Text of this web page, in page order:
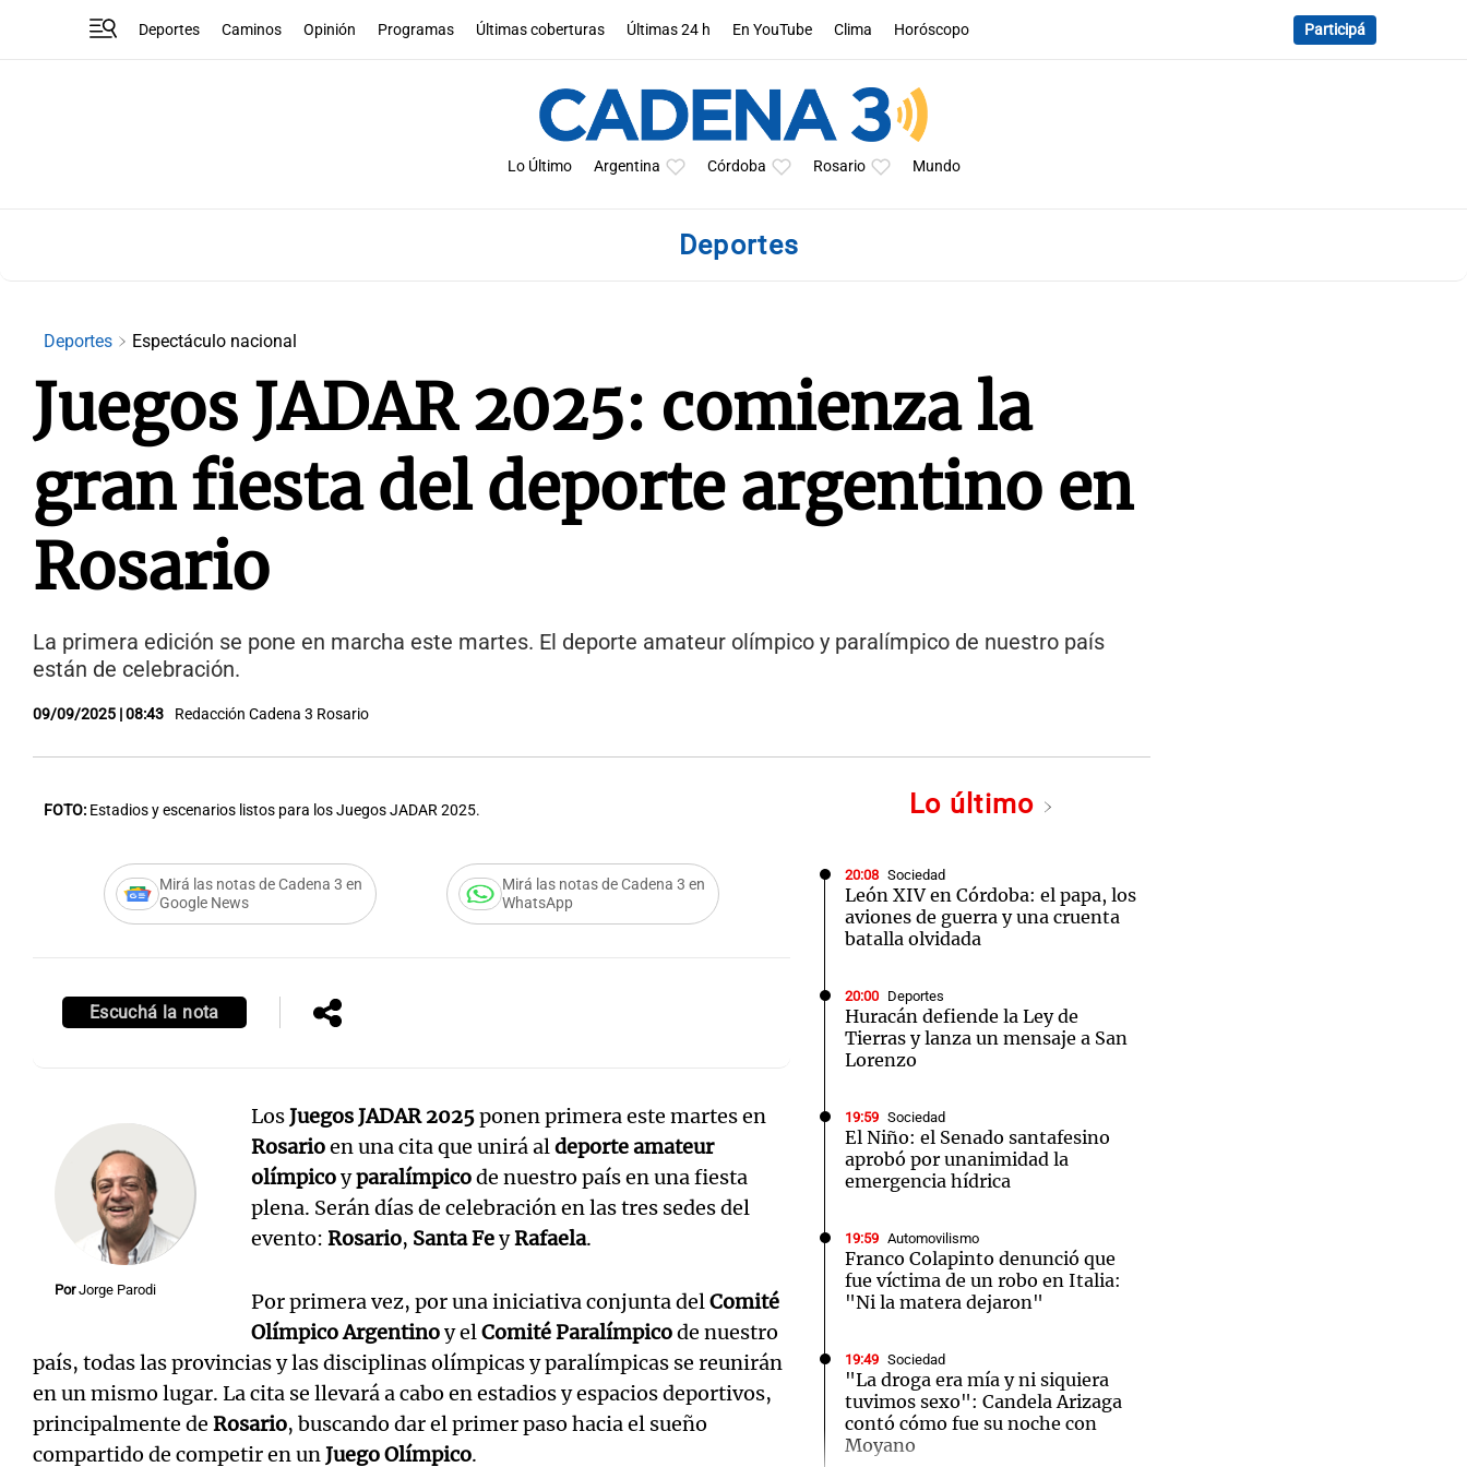
Deportes Caminos Opinión Programas Últimas coberturas Últimas 24 h En YouTube Clima Horóscopo Participá
Lo Último Argentina Córdoba Rosario Mundo
Deportes
Deportes Espectáculo nacional
Juegos JADAR 2025: comienza la
gran fiesta del deporte argentino en
Rosario
La primera edición se pone en marcha este martes. El deporte amateur olímpico y paralímpico de nuestro país
están de celebración.
09/09/2025 | 08:43 Redacción Cadena 3 Rosario
FOTO: Estadios y escenarios listos para los Juegos JADAR 2025.
Mirá las notas de Cadena 3 en
Google News
Mirá las notas de Cadena 3 en
WhatsApp
Escuchá la nota
Por Jorge Parodi
LosJuegos JADAR 2025ponen primera este martes en
Rosarioen una cita que unirá aldeporte amateur
olímpicoyparalímpicode nuestro país en una fiesta
plena. Serán días de celebración en las tres sedes del
evento: Rosario, Santa FeyRafaela.
Por primera vez, por una iniciativa conjunta delComité
Olímpico Argentinoy elComité Paralímpicode nuestro
país, todas las provincias y las disciplinas olímpicas y paralímpicas se reunirán
en un mismo lugar. La cita se llevará a cabo en estadios y espacios deportivos,
principalmente de Rosario, buscando dar el primer paso hacia el sueño
compartido de competir en unJuego Olímpico.
Lo último
20:08 Sociedad
León XIV en Córdoba: el papa, los
aviones de guerra y una cruenta
batalla olvidada
20:00 Deportes
Huracán defiende la Ley de
Tierras y lanza un mensaje a San
Lorenzo
19:59 Sociedad
El Niño: el Senado santafesino
aprobó por unanimidad la
emergencia hídrica
19:59 Automovilismo
Franco Colapinto denunció que
fue víctima de un robo en Italia:
"Ni la matera dejaron"
19:49 Sociedad
"La droga era mía y ni siquiera
tuvimos sexo": Candela Arizaga
contó cómo fue su noche con
Moyano
Audio.
Editorial
Notas
Mundial 2026
Notas
La Sole en Cadena 3
Notas
El huracán de Arequito Cadena 3 en Groenlandia